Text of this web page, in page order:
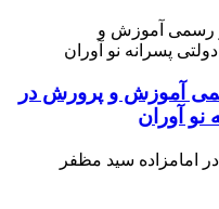
آموزش و پرورش در
نو آوران